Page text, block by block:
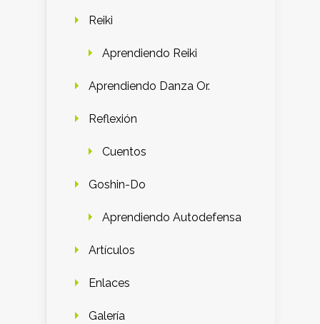
Reiki
Aprendiendo Reiki
Aprendiendo Danza Or.
Reflexión
Cuentos
Goshin-Do
Aprendiendo Autodefensa
Artículos
Enlaces
Galería